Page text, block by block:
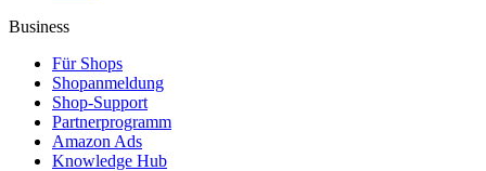
Business
Für Shops
Shopanmeldung
Shop-Support
Partnerprogramm
Amazon Ads
Knowledge Hub